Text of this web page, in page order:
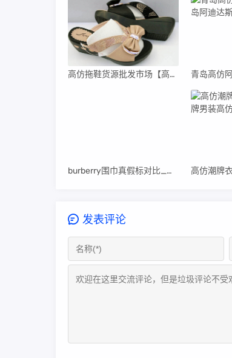
高仿拖鞋货源批发市场【高仿拖鞋货源批发市场在哪里】
burberry围巾真假标对比_高仿burberry围巾
发表评论